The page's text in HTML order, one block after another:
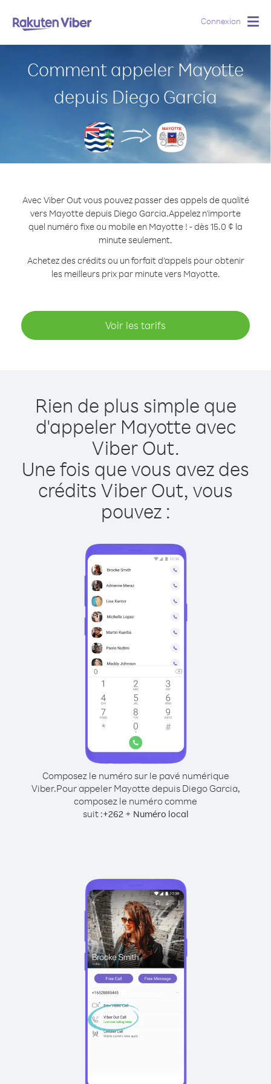
Connexion
Comment appeler Mayotte
depuis Diego Garcia
Avec Viber Out vous pouvez passer des appels de qualité
vers Mayotte depuis Diego Garcia.Appelez n'importe
quel numéro fixe ou mobile en Mayotte ! - dès 15.0 ¢ la
minute seulement.
Achetez des crédits ou un forfait d’appels pour obtenir
les meilleurs prix par minute vers Mayotte.
Voir les tarifs
Rien de plus simple que
d'appeler Mayotte avec
Viber Out.
Une fois que vous avez des
crédits Viber Out, vous
pouvez :
Composez le numéro sur le pavé numérique
Viber.Pour appeler Mayotte depuis Diego Garcia,
composez le numéro comme
suit :+262+ Numéro local